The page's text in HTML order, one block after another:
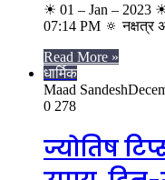
☀ 01 – Jan – 2023
07:14 PM 🔅 नक्षत्र
Read More »
धार्मिक
Maad Sandesh
0 278
ज्योतिष